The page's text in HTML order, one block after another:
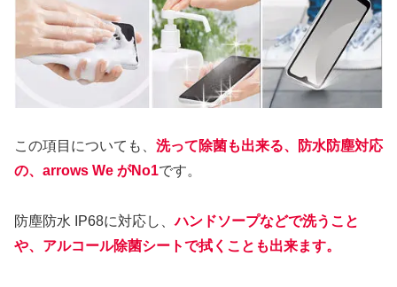
この項目についても、 洗って除菌も出来る、防水防塵対応
の、arrows We がNo1です。
防塵防水 IP68に対応し、ハンドソープなどで洗うこと
や、アルコール除菌シートで拭くことも出来ます。